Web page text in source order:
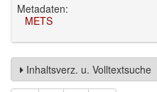
Metadaten:
METS
Inhaltsverz. u. Volltextsuche